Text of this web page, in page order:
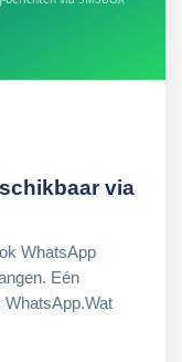
via
WhatsApp
Eén